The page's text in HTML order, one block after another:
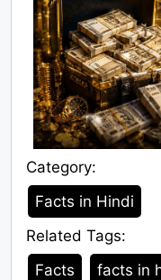
Category:
Category
Facts in Hindi
Related Tags:
Tags
Facts facts in